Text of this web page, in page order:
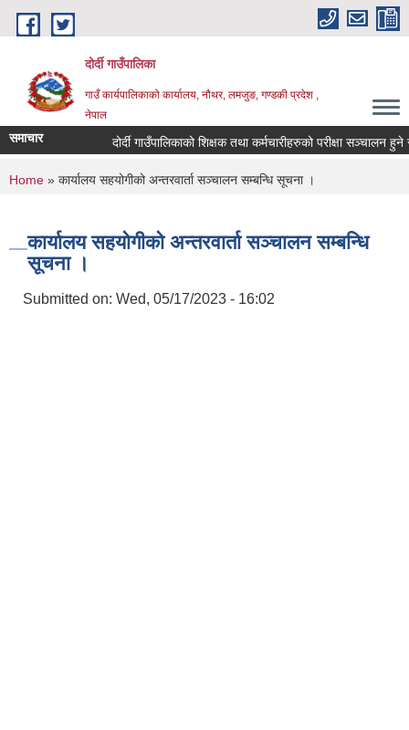
Skip to main content
दोर्दी गाउँपालिका
गाउँ कार्यपालिकाको कार्यालय, नौथर, लमजुङ, गण्डकी प्रदेश ,
नेपाल
समाचार दोर्दी गाउँपालिकाको शिक्षक तथा कर्मचारीहरुको परीक्षा सञ्चालन हुने
You are here
Home » कार्यालय सहयोगीको अन्तरवार्ता सञ्चालन सम्बन्धि सूचना ।
कार्यालय सहयोगीको अन्तरवार्ता सञ्चालन सम्बन्धि
सूचना ।
Submitted on: Wed, 05/17/2023 - 16:02